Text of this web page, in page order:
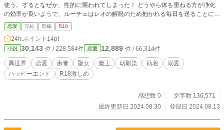
使う。するとなぜか、性的に襲われてしまった！ どうやら体を重ねる方が浄化
の効率が良いようで、ルーチェはレオの解呪のため抱かれる毎日を送ることにな
るのだった。 そして二ヶ月後、その甲斐あってレオは意識を取り戻すのだが、
どこか様子がおかしくて……？ ＊R18描写のあるお話には※がついています。
＊R18シーン激しめです。
恋愛 完結 長編 R18
24h.ポイント 14pt
小説 30,143 位 / 228,584件 恋愛 12,889 位 / 66,314件
異世界 恋愛 勇者 聖女 魔王 幼馴染 執着
溺愛
ハッピーエンド
R18激しめ
感想数 0
文字数 136,571
最終更新日 2024.08.30
登録日 2024.08.13